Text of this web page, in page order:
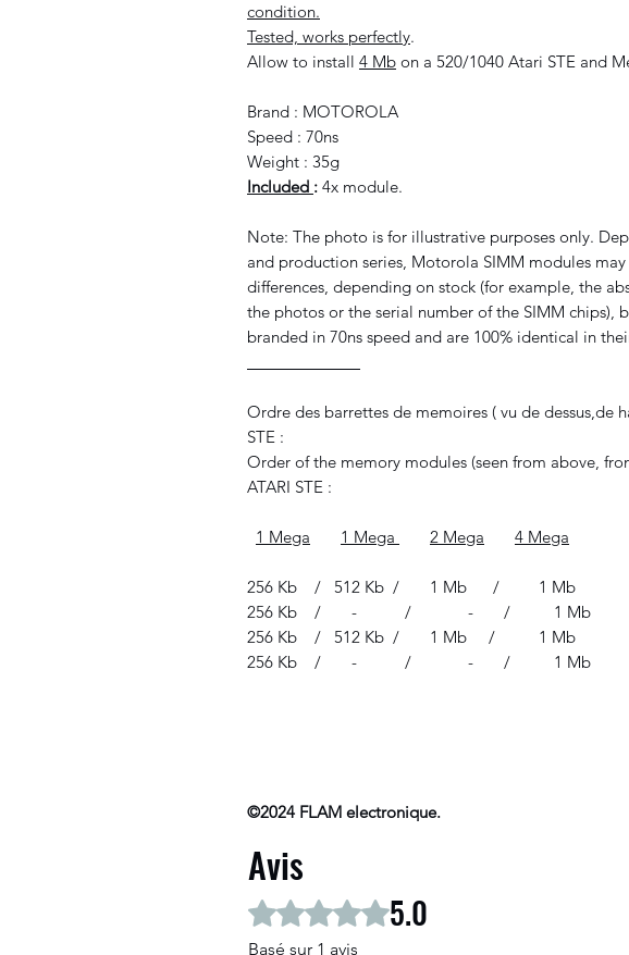
condition.
Tested, works perfectly.
Allow to install 4 Mb on a 520/1040 Atari STE and
Brand : MOTOROLA
Speed : 70ns
Weight : 35g
Included : 4x module.
Note: The photo is for illustrative purposes only.
and production series, Motorola SIMM modules
differences, depending on stock (for example, the
the photos or the serial number of the SIMM chips),
branded in 70ns speed and are 100% identical in
Ordre des barrettes de memoires ( vu de dessus,de
STE :
Order of the memory modules (seen from above,
ATARI STE :
1 Mega 1 Mega 2 Mega 4 Mega
256 Kb / 512 Kb / 1 Mb / 1 Mb
256 Kb / - / - / 1 Mb
256 Kb / 512 Kb / 1 Mb / 1 Mb
256 Kb / - / - / 1 Mb
©2024 FLAM electronique.
Avis
Noté 5 sur 5. 5.0
Basé sur 1 avis